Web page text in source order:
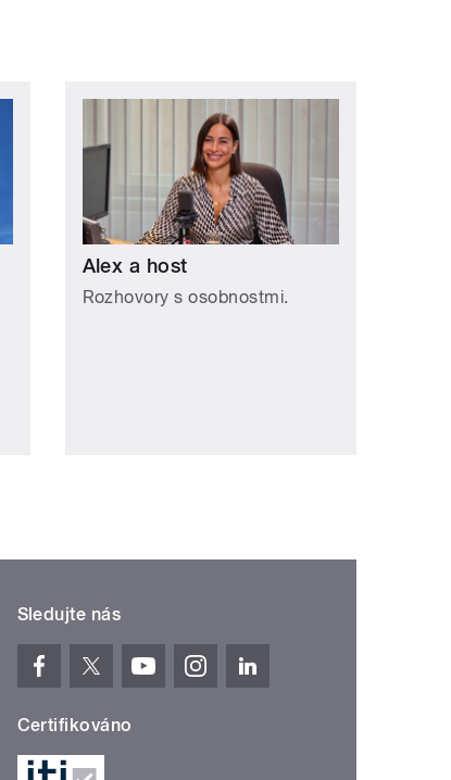
Alex a host
Rozhovory s osobnostmi.
Sledujte nás
Certifikováno